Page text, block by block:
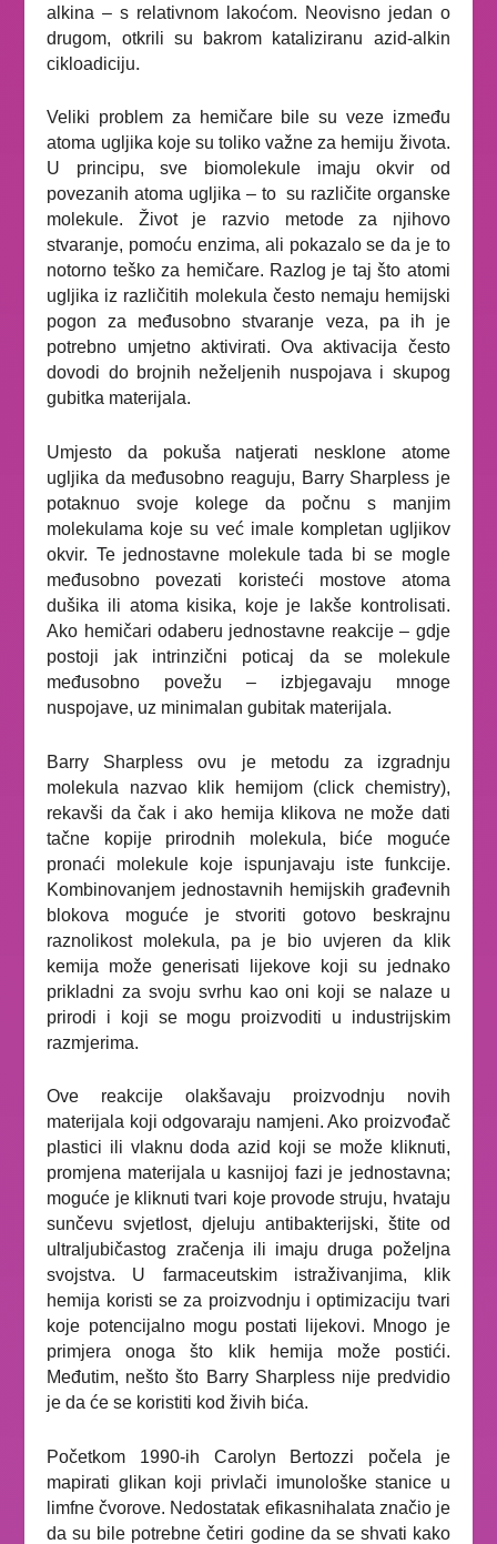
alkina – s relativnom lakoćom. Neovisno jedan o
drugom, otkrili su
bakrom kataliziranu azid-alkin
cikloadiciju.
Veliki problem za hemičare bile su veze između
atoma ugljika koje su toliko važne za hemiju života.
U principu, sve biomolekule imaju okvir od
povezanih atoma ugljika – to su različite organske
molekule. Život je razvio metode za njihovo
stvaranje, pomoću enzima, ali pokazalo se da je to
notorno teško za hemičare. Razlog je taj što atomi
ugljika iz različitih molekula često nemaju hemijski
pogon za međusobno stvaranje veza, pa ih je
potrebno umjetno aktivirati. Ova aktivacija često
dovodi do brojnih neželjenih nuspojava i skupog
gubitka materijala.
Umjesto da pokuša natjerati nesklone atome
ugljika da međusobno reaguju, Barry Sharpless je
potaknuo svoje kolege da počnu s manjim
molekulama koje su već imale kompletan ugljikov
okvir. Te jednostavne molekule tada bi se mogle
međusobno povezati koristeći mostove atoma
dušika ili atoma kisika, koje je lakše kontrolisati.
Ako hemičari odaberu jednostavne reakcije – gdje
postoji jak intrinzični poticaj da se molekule
međusobno povežu – izbjegavaju mnoge
nuspojave, uz minimalan gubitak materijala.
Barry Sharpless ovu je metodu za izgradnju
molekula nazvao klik hemijom (click chemistry),
rekavši da čak i ako hemija klikova ne može dati
tačne kopije prirodnih molekula, biće moguće
pronaći molekule koje ispunjavaju iste funkcije.
Kombinovanjem jednostavnih hemijskih građevnih
blokova moguće je stvoriti gotovo beskrajnu
raznolikost molekula, pa je bio uvjeren da klik
kemija može generisati lijekove koji su jednako
prikladni za svoju svrhu kao oni koji se nalaze u
prirodi i koji se mogu proizvoditi u industrijskim
razmjerima.
Ove reakcije olakšavaju proizvodnju novih
materijala koji odgovaraju namjeni. Ako proizvođač
plastici ili vlaknu doda azid koji se može kliknuti,
promjena materijala u kasnijoj fazi je jednostavna;
moguće je kliknuti tvari koje provode struju, hvataju
sunčevu svjetlost, djeluju antibakterijski, štite od
ultraljubičastog zračenja ili imaju druga poželjna
svojstva. U farmaceutskim istraživanjima, klik
hemija koristi se za proizvodnju i optimizaciju tvari
koje potencijalno mogu postati lijekovi. Mnogo je
primjera onoga što klik hemija može postići.
Međutim, nešto što Barry Sharpless nije predvidio
je da će se koristiti kod živih bića.
Početkom 1990-ih Carolyn Bertozzi počela je
mapirati glikan koji privlači imunološke stanice u
limfne čvorove. Nedostatak efikasnihalata značio je
da su bile potrebne četiri godine da se shvati kako